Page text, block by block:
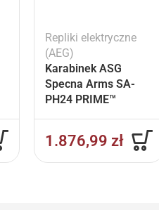
Repliki elektryczne
(AEG)
Karabinek ASG
Specna Arms SA-
PH24 PRIME™
1.876,99 zł